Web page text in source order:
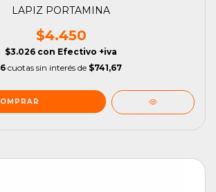
LAPIZ PORTAMINA
$4.450
$3.026 con Efectivo +iva
6 cuotas sin interés de $741,67